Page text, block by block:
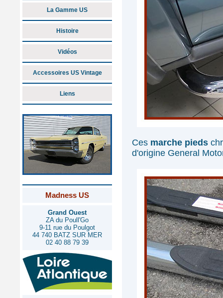
La Gamme US
Histoire
Vidéos
Accessoires US Vintage
Liens
Madness US
Grand Ouest
ZA du Poull'Go
9-11 rue du Poulgot
44 740 BATZ SUR MER
02 40 88 79 39
Ces marche pieds
d'origine General